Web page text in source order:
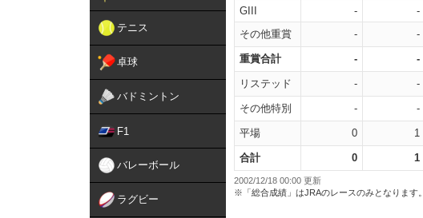
テニス
卓球
バドミントン
F1
バレーボール
ラグビー
GIII
- -
その他重賞
- -
重賞合計 - -
リステッド - -
その他特別 - -
平場 0 1
合計 0 1
2002/12/18 00:00 更新
※「総合成績」はJRAのレースのみとなります。